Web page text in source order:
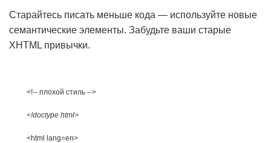
Старайтесь писать меньше кода — используйте новые
семантические элементы. Забудьте ваши старые
XHTML привычки.
<!-- плохой стиль -->
<!doctype html>
<html lang=en>